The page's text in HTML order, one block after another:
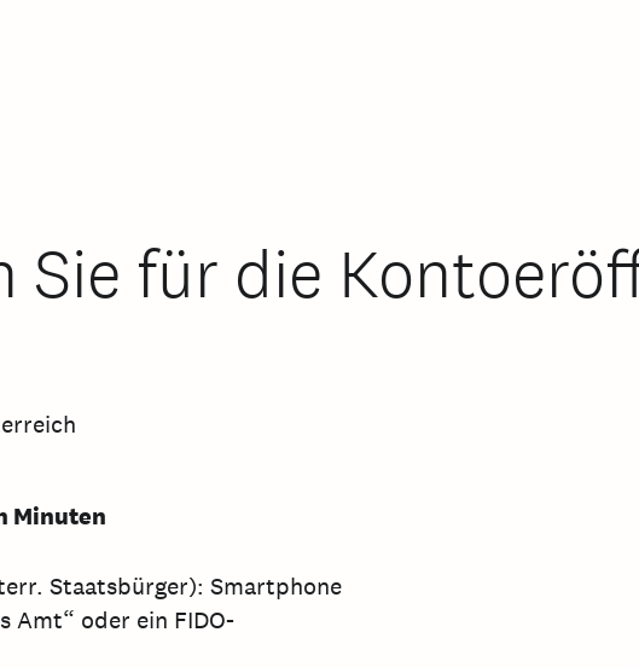
Sie für die
Minuten
Staatsbürger): Smartphone
Amt“ oder ein FIDO-